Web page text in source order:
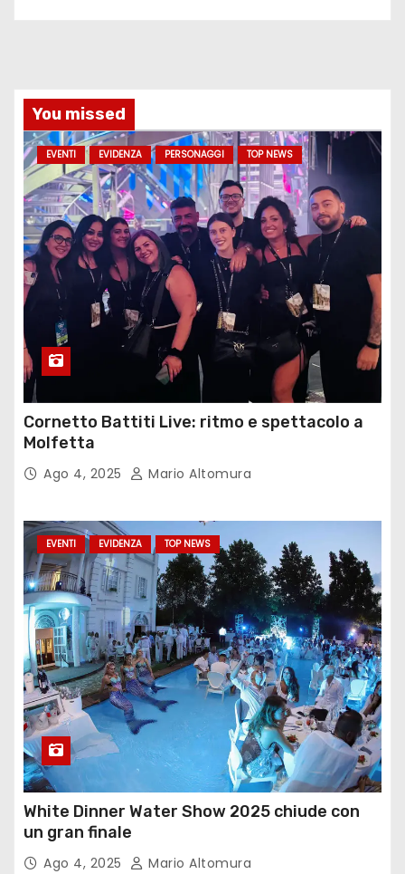
You missed
EVENTI EVIDENZA PERSONAGGI TOP NEWS
Cornetto Battiti Live: ritmo e spettacolo a
Molfetta
Ago 4, 2025 Mario Altomura
EVENTI EVIDENZA TOP NEWS
White Dinner Water Show 2025 chiude con
un gran finale
Ago 4, 2025 Mario Altomura